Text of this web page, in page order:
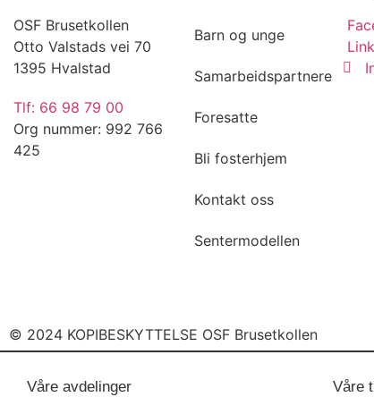
OSF Brusetkollen
Otto Valstads vei 70
1395 Hvalstad
Tlf: 66 98 79 00
Org nummer: 992 766
425
Barn og unge
Samarbeidspartnere
Foresatte
Bli fosterhjem
Kontakt oss
Sentermodellen
© 2024 KOPIBESKYTTELSE OSF Brusetkollen
Våre avdelinger Våre